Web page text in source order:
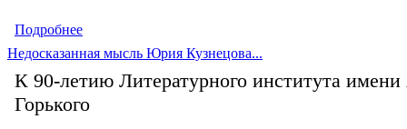
Подробнее
Недосказанная мысль Юрия Кузнецова...
К 90-летию Литературного института
Горького